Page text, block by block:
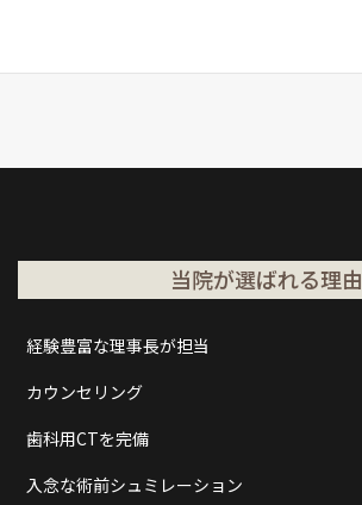
当院が選ばれる理由
経験豊富な理事長が担当
カウンセリング
歯科用CTを完備
入念な術前シュミレーション